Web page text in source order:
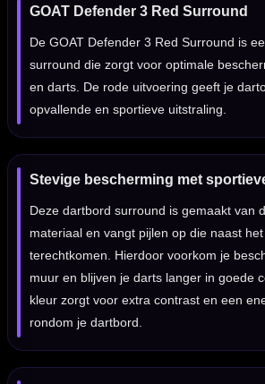
GOAT Defender 3 Red Surround
De GOAT Defender 3 Red Surround is
surround die zorgt voor optimale
en darts. De rode uitvoering geeft je
opvallende en sportieve uitstraling.
Stevige bescherming met
Deze dartbord surround is gemaakt van
materiaal en vangt pijlen op die naast
terechtkomen. Hierdoor voorkom je
muur en blijven je darts langer in goede
kleur zorgt voor extra contrast en een
rondom je dartbord.